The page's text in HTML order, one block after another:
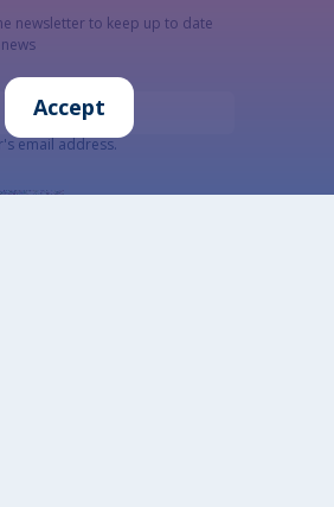
newsletter to keep up to date
email address.
Accept